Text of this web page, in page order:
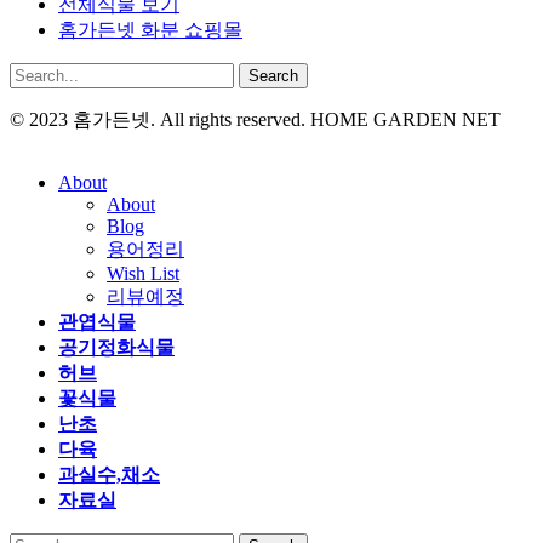
전체식물 보기
홈가든넷 화분 쇼핑몰
Search
© 2023 홈가든넷. All rights reserved. HOME GARDEN NET
About
About
Blog
용어정리
Wish List
리뷰예정
관엽식물
공기정화식물
허브
꽃식물
난초
다육
과실수,채소
자료실